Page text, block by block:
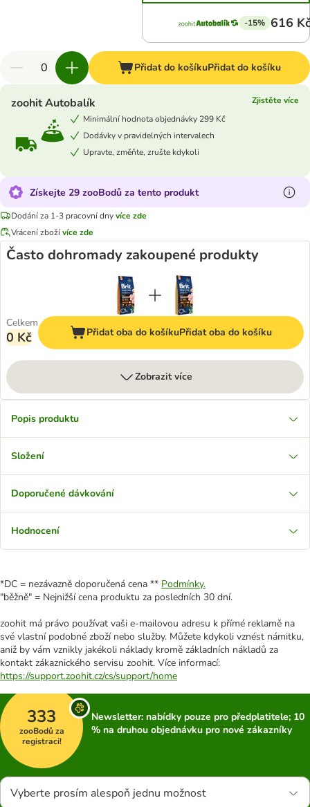
-15% 616
Přidat do košíkuPřidat do košíku
zoohit Autobalík
Zjistěte více
Minimální hodnota objednávky 299 Kč
Dodávky v pravidelných intervalech
Upravte, změňte, zrušte kdykoli
Získejte 29 zooBodů za tento produkt
Dodání za 1-3 pracovní dnyvíce zde
Vrácení zbožívíce zde
Často dohromady zakoupené produkty
Celkem
0 Kč Přidat oba do košíkuPřidat oba do košíku
Zobrazit více
Popis produktu
Složení
Doporučené dávkování
Hodnocení
*DC = nezávazně doporučená cena ** Podmínky.
"běžně" = Nejnižší cena produktu za posledních 30 dní.
zoohit má právo používat vaši e-mailovou adresu k přímé reklamě na
své vlastní podobné zboží nebo služby. Můžete kdykoli vznést námitku,
aniž by vám vznikly jakékoli náklady kromě základních nákladů za
kontakt zákaznického servisu zoohit. Více informací:
https://support.zoohit.cz/cs/support/home
333
zooBodů za
registraci!
Newsletter: nabídky pouze pro předplatitele; 10
% na druhou objednávku pro nové zákazníky
Vyberte prosím alespoň jednu možnost